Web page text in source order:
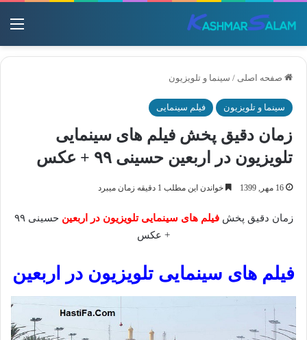
صفحه اصلی / سینما و تلویزیون
سینما و تلویزیون فیلم سینمایی
زمان دقیق پخش فیلم های سینمایی
تلویزیون در اربعین حسینی ۹۹ + عکس
16 مهر, 1399 خواندن این مطلب 1 دقیقه زمان میبرد
زمان دقیق پخشفیلم های سینمایی تلویزیون در اربعین
حسینی ۹۹
+ عکس
فیلم های سینمایی تلویزیون در اربعین